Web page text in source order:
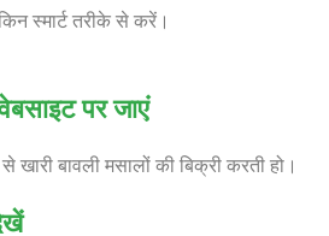
स्मार्ट तरीके से करें।
पर जाएं
बावली मसालों की बिक्री करती हो।